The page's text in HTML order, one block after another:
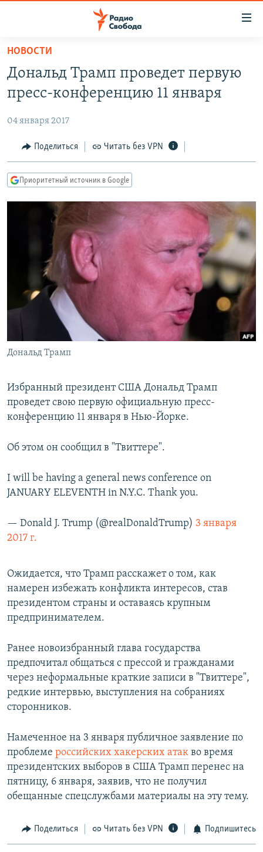
упрощенного
доступа
основному
Вернутся
главной
навигации
Вернутся
ПОДКАСТЫ
АВТОРСКИЕ ПРОЕКТЫ
ЦИТАТЫ СВОБОДЫ
МНЕНИЯ
IDEL.РЕАЛИИ
КАВКАЗ.РЕАЛИИ
СЕВЕР.РЕАЛИИ
СИБИРЬ.РЕАЛИИ
РАСПИСАНИЕ ВЕЩАНИЯ
ПОДПИШИТЕСЬ НА РАССЫЛКУ
СОЦИАЛЬНЫЕ СЕТИ
Все сайты РСЕ/РС
НОВОСТИ
Дональд Трамп проведет первую
пресс-конференцию 11 января
04 января 2017
Поделиться Читать без VPN
Приоритетный источник в Google
Дональд Трамп
Избранный президент США Дональд Трамп
проведет свою первую официальную пресс-
конференцию 11 января в Нью-Йорке.
Об этом он сообщил в "Твиттере".
I will be having a general news conference on
JANUARY ELEVENTH in N.Y.C. Thank you.
— Donald J. Trump (@realDonaldTrump) 3 января
2017 г.
Ожидается, что Трамп расскажет о том, как
намерен избежать конфликта интересов, став
президентом страны и оставаясь крупным
предпринимателем.
Ранее новоизбранный глава государства
предпочитал общаться с прессой и гражданами
через неформальные краткие записи в "Твиттере",
редкие интервью, выступления на собраниях
сторонников.
Намеченное на 3 января публичное заявление по
проблеме российских хакерских атак во время
президентских выборов в США Трамп перенес на
пятницу, 6 января, заявив, что не получил
обещанные спецслужбами материалы на эту тему.
Поделиться Читать без VPN Подпишитесь